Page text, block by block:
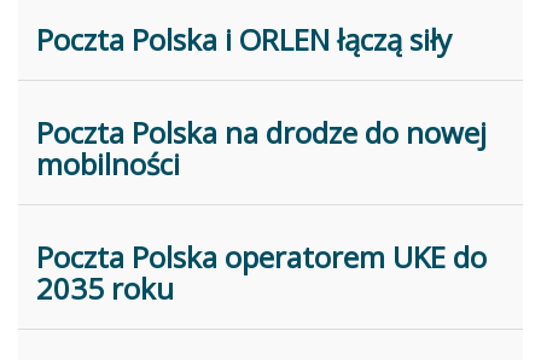
Poczta Polska i ORLEN łączą siły
Poczta Polska na drodze do nowej
mobilności
Poczta Polska operatorem UKE do
2035 roku